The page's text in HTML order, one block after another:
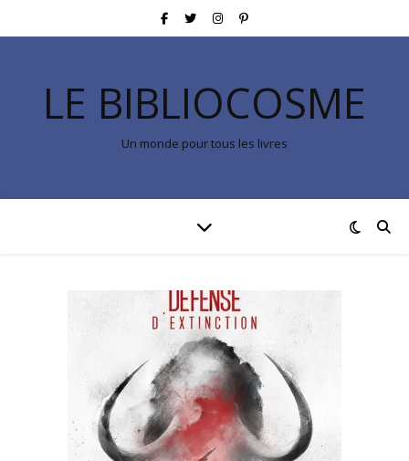
LE BIBLIOCOSME
Un monde pour tous les livres